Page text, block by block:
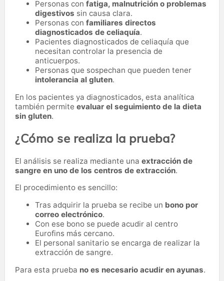
Personas con fatiga, malnutrición o problemas
digestivos sin causa clara.
Personas con familiares directos
diagnosticados de celiaquía.
Pacientes diagnosticados de celiaquía que
necesitan controlar la presencia de
anticuerpos.
Personas que sospechan que pueden tener
intolerancia al gluten.
En los pacientes ya diagnosticados, esta analítica
también permite evaluar el seguimiento de la dieta
sin gluten.
¿Cómo se realiza la prueba?
El análisis se realiza mediante una extracción de
sangre en uno de los centros de extracción.
El procedimiento es sencillo:
Tras adquirir la prueba se recibe un bono por
correo electrónico.
Con ese bono se puede acudir al centro
Eurofins más cercano.
El personal sanitario se encarga de realizar la
extracción de sangre.
Para esta prueba no es necesario acudir en ayunas.